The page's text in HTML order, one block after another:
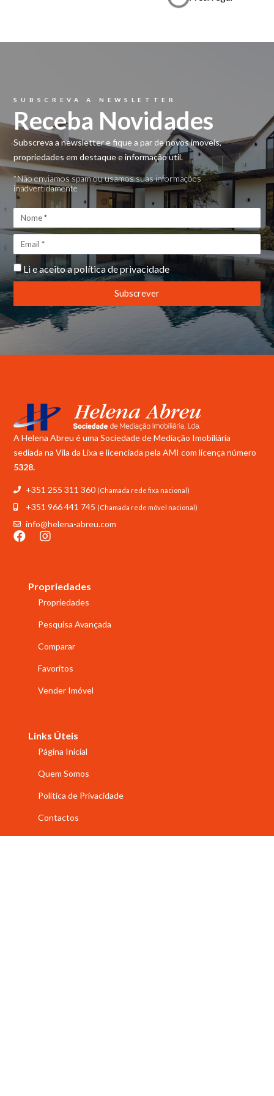
SUBSCREVA A NEWSLETTER
Receba Novidades
Subscreva a newsletter e fique a par de novos imoveis,
propriedades em destaque e informação util.
*Não enviamos spam ou usamos suas informações
inadvertidamente
Li e aceito apolítica de privacidade
Subscrever
A Helena Abreu é uma Sociedade de Mediação Imobiliária
sediada na Vila da Lixa e licenciada pelaAMI com licença número
5328.
+351 255 311 360 (Chamada rede fixa nacional)
+351 966 441 745 (Chamada rede móvel nacional)
info@helena-abreu.com
Propriedades
Propriedades
Pesquisa Avançada
Comparar
Favoritos
Vender Imóvel
Links Úteis
Página Inicial
Quem Somos
Política de Privacidade
Contactos